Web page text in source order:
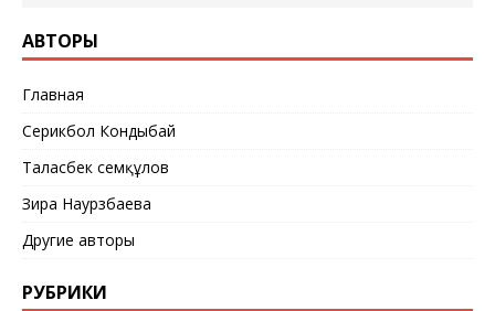
АВТОРЫ
Главная
Серикбол Кондыбай
Таласбек Әсемқұлов
Зира Наурзбаева
Другие авторы
РУБРИКИ